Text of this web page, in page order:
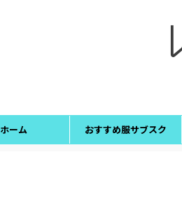
ホーム おすすめ服サブスク